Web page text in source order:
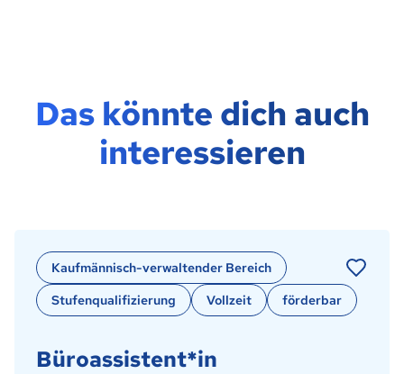
Das könnte dich auch
interessieren
Kaufmännisch-verwaltender Bereich
Stufenqualifizierung
Vollzeit förderbar
Büroassistent*in